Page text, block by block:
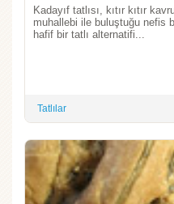
Kadayıf tatlısı, kıtır kıtır
muhallebi ile buluştuğu nefis
hafif bir tatlı alternatifi...
Tatlılar